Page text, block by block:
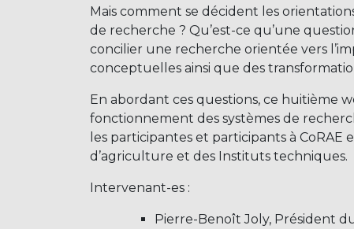
Mais comment se décident les
de recherche ? Qu’est-ce qu’une
concilier une recherche orientée vers
conceptuelles ainsi que des
En abordant ces questions, ce huitième
fonctionnement des systèmes de
les participantes et participants à CoRAE
d’agriculture et des Instituts techniques.
Intervenant-es :
Pierre-Benoît Joly, Président